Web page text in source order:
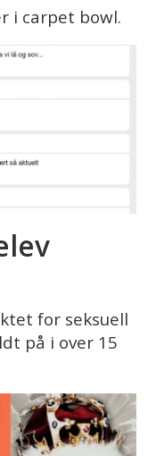
i carpet bowl.
for seksuell
på i over 15